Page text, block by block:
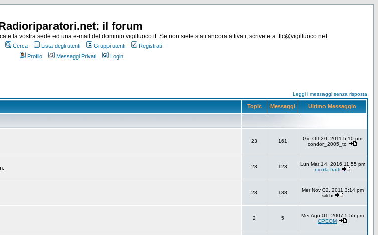
il forum
la vostra sede ed una e-mail del dominio vigilfuoco.it. Se non siete stati ancora attivati, scrivete a: tlc@vigilfuoco.net
Cerca Lista degli utenti Gruppi utenti
Registrati
Profilo
Messaggi Privati Login
Leggi i messaggi senza risposta
Topic Messaggi Ultimo Messaggio
23 161
Gio Ott 20, 2011 5:10 pm
condor_2005_to
23 123
Lun Mar 14, 2016 11:55 pm
nicola.fratti
28 188
Mer Nov 02, 2011 3:14 pm
silchi
2 5
Mer Ago 01, 2007 5:55 pm
CPEOM